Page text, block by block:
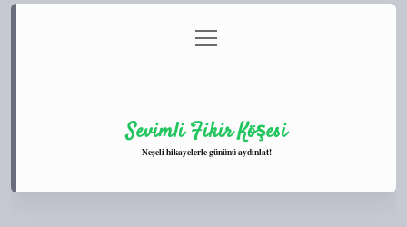
Gizlilik Politikası
menüyü
aç
Sevimli Fikir Köşesi
Neşeli hikayelerle gününü aydınlat!